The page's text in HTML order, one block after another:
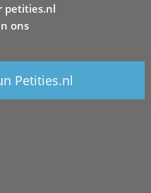
petities.nl
ons
Petities.nl